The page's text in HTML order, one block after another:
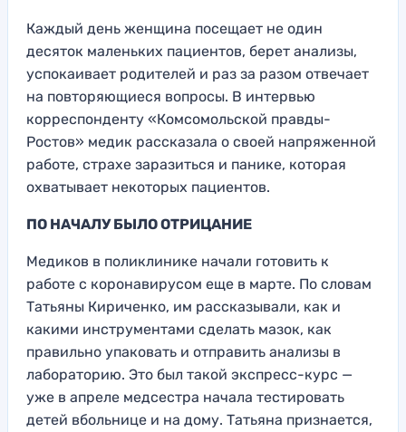
Каждый день женщина посещает не один
десяток маленьких пациентов, берет анализы,
успокаивает родителей и раз за разом отвечает
на повторяющиеся вопросы. В интервью
корреспонденту «Комсомольской правды-
Ростов» медик рассказала о своей напряженной
работе, страхе заразиться и панике, которая
охватывает некоторых пациентов.
ПО НАЧАЛУ БЫЛО ОТРИЦАНИЕ
Медиков в поликлинике начали готовить к
работе с коронавирусом еще в марте. По словам
Татьяны Кириченко, им рассказывали, как и
какими инструментами сделать мазок, как
правильно упаковать и отправить анализы в
лабораторию. Это был такой экспресс-курс —
уже в апреле медсестра начала тестировать
детей вбольнице и на дому. Татьяна признается,